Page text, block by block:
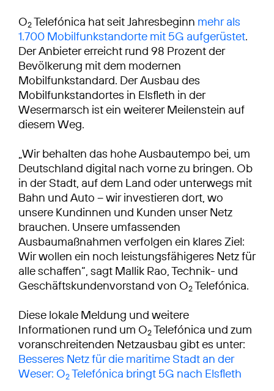
O2Telefónica hat seit Jahresbeginn mehr als
1.700 Mobilfunkstandorte mit 5G aufgerüstet.
Der Anbieter erreicht rund 98 Prozent der
Bevölkerung mit dem modernen
Mobilfunkstandard. Der Ausbau des
Mobilfunkstandortes in Elsfleth in der
Wesermarsch ist ein weiterer Meilenstein auf
diesem Weg.
„Wir behalten das hohe Ausbautempo bei, um
Deutschland digital nach vorne zu bringen. Ob
in der Stadt, auf dem Land oder unterwegs mit
Bahn und Auto – wir investieren dort, wo
unsere Kundinnen und Kunden unser Netz
brauchen. Unsere umfassenden
Ausbaumaßnahmen verfolgen ein klares Ziel:
Wir wollen ein noch leistungsfähigeres Netz für
alle schaffen“, sagt Mallik Rao, Technik- und
Geschäftskundenvorstand von O2Telefónica.
Diese lokale Meldung und weitere
Informationen rund um O2Telefónica und zum
voranschreitenden Netzausbau gibt es unter:
Besseres Netz für die maritime Stadt an der
Weser: O2Telefónica bringt 5G nach Elsfleth